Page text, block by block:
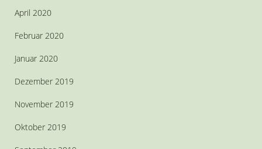
April 2020
Februar 2020
Januar 2020
Dezember 2019
November 2019
Oktober 2019